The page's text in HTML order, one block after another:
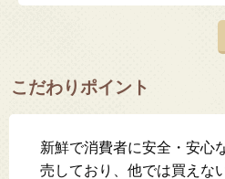
こだわりポイント
新鮮で消費者に安全・安心
売しており、他では買えな